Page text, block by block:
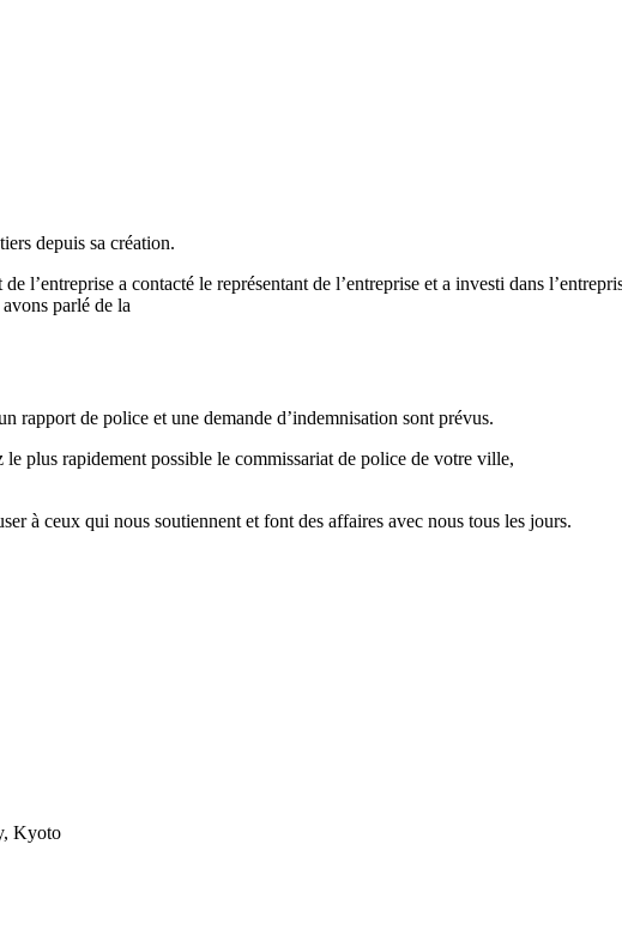
depuis sa création.
l’entreprise a contacté le représentant de l’entreprise et a investi dans
parlé de la
rapport de police et une demande d’indemnisation sont prévus.
plus rapidement possible le commissariat de police de votre ville,
à ceux qui nous soutiennent et font des affaires avec nous tous les jours.
Kyoto